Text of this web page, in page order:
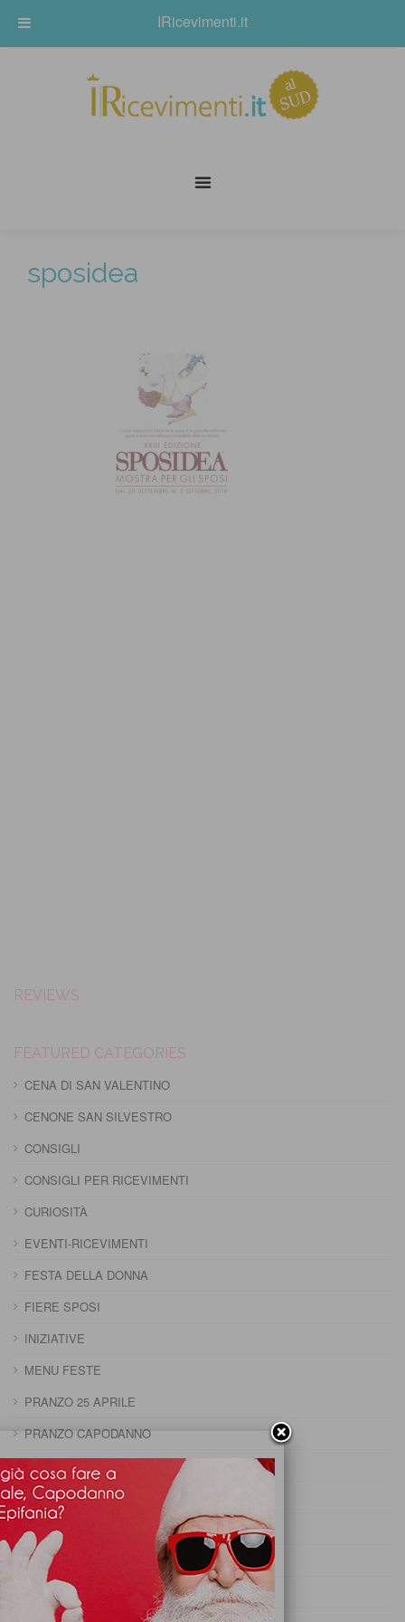
sposidea
REVIEWS
FEATURED CATEGORIES
CENA DI SAN VALENTINO
CENONE SAN SILVESTRO
CONSIGLI
CONSIGLI PER RICEVIMENTI
CURIOSITÀ
EVENTI-RICEVIMENTI
FESTA DELLA DONNA
FIERE SPOSI
INIZIATIVE
MENU FESTE
PRANZO 25 APRILE
PRANZO CAPODANNO
PRANZO DELLA DOMENICA
PRANZO DELLA PENTOLACCIA
PRANZO DI CARNEVALE
PRANZO DI FERRAGOSTO
PRANZO DI OGNISSANTI
IRicevimenti.it